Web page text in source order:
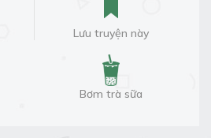
Lưu truyện này
Bơm trà sữa